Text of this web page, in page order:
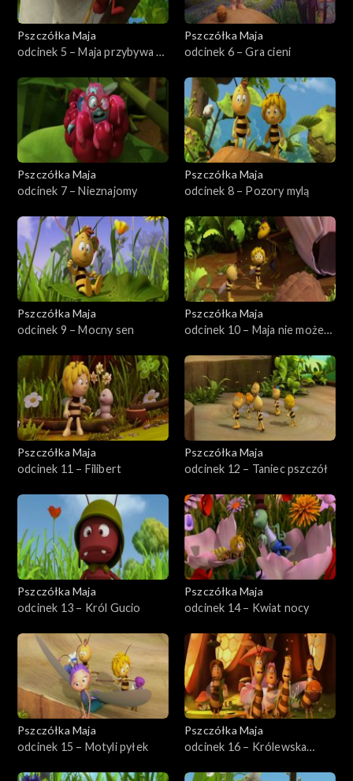
Pszczółka Maja
odcinek 5 – Maja przybywa na
Pszczółka Maja
odcinek 6 – Gra cieni
Pszczółka Maja
odcinek 7 – Nieznajomy
Pszczółka Maja
odcinek 8 – Pozory mylą
Pszczółka Maja
odcinek 9 – Mocny sen
Pszczółka Maja
odcinek 10 – Maja nie może
Pszczółka Maja
odcinek 11 – Filibert
Pszczółka Maja
odcinek 12 – Taniec pszczół
Pszczółka Maja
odcinek 13 – Król Gucio
Pszczółka Maja
odcinek 14 – Kwiat nocy
Pszczółka Maja
odcinek 15 – Motyli pyłek
Pszczółka Maja
odcinek 16 – Królewska